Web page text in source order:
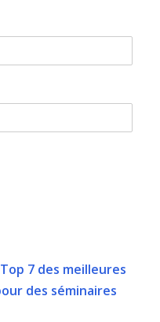
7 des meilleures
des séminaires